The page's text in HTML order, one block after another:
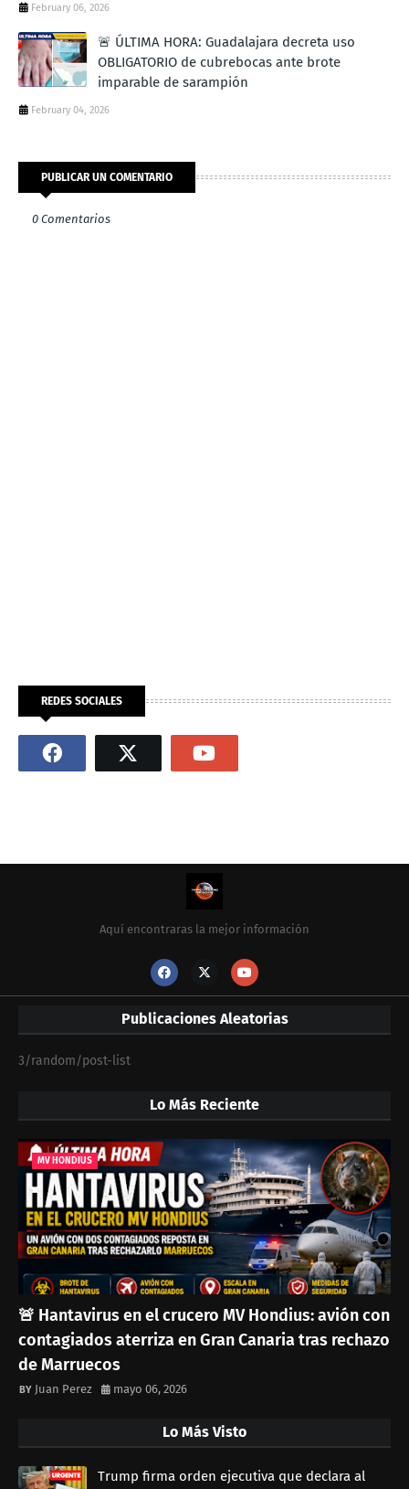
February 06, 2026
🚨 ÚLTIMA HORA: Guadalajara decreta uso
OBLIGATORIO de cubrebocas ante brote
imparable de sarampión
February 04, 2026
PUBLICAR UN COMENTARIO
0 Comentarios
REDES SOCIALES
Aquí encontraras la mejor información
Publicaciones Aleatorias
3/random/post-list
Lo Más Reciente
MV HONDIUS
🚨 Hantavirus en el crucero MV Hondius: avión con
contagiados aterriza en Gran Canaria tras rechazo
de Marruecos
Juan Perez mayo 06, 2026
Lo Más Visto
Trump firma orden ejecutiva que declara al